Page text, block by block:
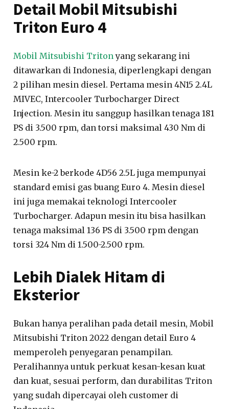
Detail Mobil Mitsubishi
Triton Euro 4
Mobil Mitsubishi Tritonyang sekarang ini
ditawarkan di Indonesia, diperlengkapi dengan
2 pilihan mesin diesel. Pertama mesin 4N15 2.4L
MIVEC, Intercooler Turbocharger Direct
Injection. Mesin itu sanggup hasilkan tenaga 181
PS di 3.500 rpm, dan torsi maksimal 430 Nm di
2.500 rpm.
Mesin ke-2 berkode 4D56 2.5L juga mempunyai
standard emisi gas buang Euro 4. Mesin diesel
ini juga memakai teknologi Intercooler
Turbocharger. Adapun mesin itu bisa hasilkan
tenaga maksimal 136 PS di 3.500 rpm dengan
torsi 324 Nm di 1.500-2.500 rpm.
Lebih Dialek Hitam di
Eksterior
Bukan hanya peralihan pada detail mesin, Mobil
Mitsubishi Triton 2022 dengan detail Euro 4
memperoleh penyegaran penampilan.
Peralihannya untuk perkuat kesan-kesan kuat
dan kuat, sesuai perform, dan durabilitas Triton
yang sudah dipercayai oleh customer di